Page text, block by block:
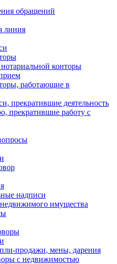
обращений
линия
конторы
работающие в
прекратившие деятельность
прекратившие работу с
надписи
имущества
продажи, мены, дарения
с недвижимостью